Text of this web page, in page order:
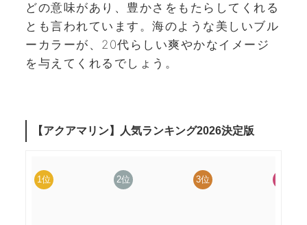
どの意味があり、豊かさをもたらしてくれる
とも言われています。海のような美しいブル
ーカラーが、20代らしい爽やかなイメージ
を与えてくれるでしょう。